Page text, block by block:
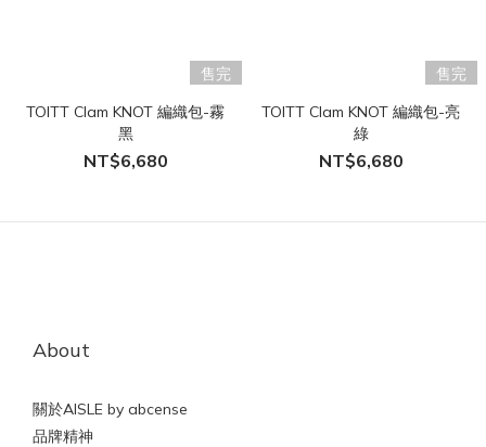
售完
TOITT Clam KNOT 編織包-霧
黑
NT$6,680
售完
TOITT Clam KNOT 編織包-亮
綠
NT$6,680
About
關於AISLE by abcense
品牌精神